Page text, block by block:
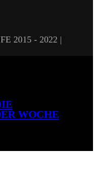
2015 - 2022 |
WOCHE